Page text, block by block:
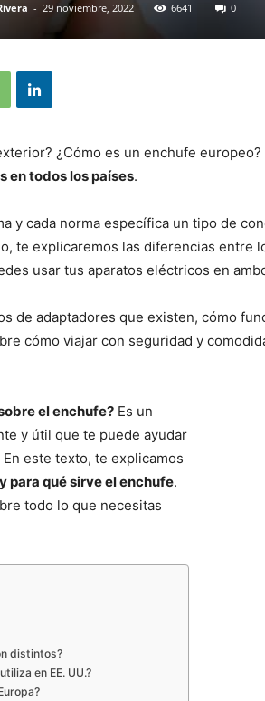
- 29 noviembre, 2022 6641 0
¿Cómo es un enchufe
en todos los países.
y cada norma específica un tipo de
te explicaremos las diferencias entre
usar tus aparatos eléctricos en
de adaptadores que existen, cómo
cómo viajar con seguridad y
el enchufe? Es un
y útil que te puede ayudar
este texto, te explicamos
para qué sirve el enchufe.
todo lo que necesitas
distintos?
en EE. UU.?